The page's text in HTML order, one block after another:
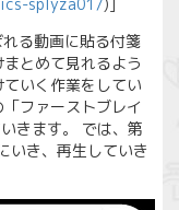
る動画に貼る付箋
とめて見れるよう
いく作業をしてい
ファーストブレイ
きます。 では、第
いき、再生していき